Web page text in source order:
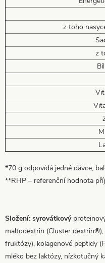
z toho
z
*70 g odpovídá jedné dávce,
**RHP – referenční hodnota
Složení: syrovátkový
maltodextrin (Cluster
fruktózy), kolagenové peptidy
mléko bez laktózy, nízkotučný